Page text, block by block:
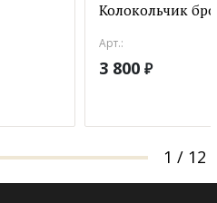
Колокольчик
Арт.:
3 800 ₽
1 / 12